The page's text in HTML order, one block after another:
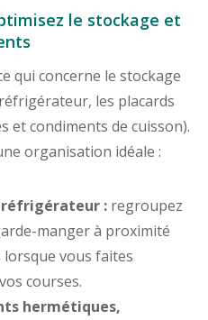
le stockage et
qui concerne le stockage
les placards
et condiments de cuisson).
organisation idéale :
réfrigérateur : regroupez
manger à proximité
vous faites
courses.
hermétiques,